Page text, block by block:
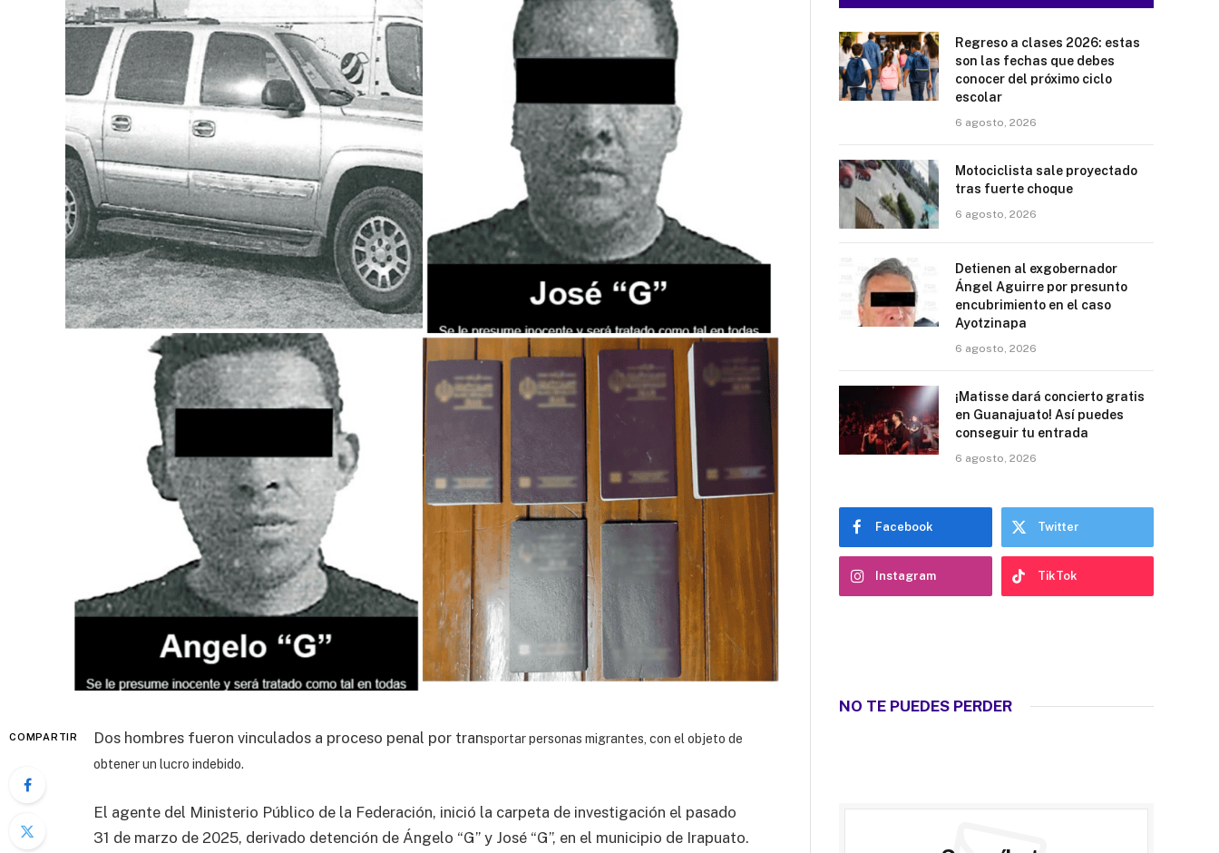
COMPARTIR Dos hombres fueron vinculados a proceso penal por transportar personas migrantes, con el objeto de
obtener un lucro indebido.
El agente del Ministerio Público de la Federación, inició la carpeta de investigación el pasado
31 de marzo de 2025, derivado detención de Ángelo “G” y José “G”, en el municipio de Irapuato.
Regreso a clases 2026: estas
son las fechas que debes
conocer del próximo ciclo
escolar
6 agosto, 2026
Motociclista sale proyectado
tras fuerte choque
6 agosto, 2026
Detienen al exgobernador
Ángel Aguirre por presunto
encubrimiento en el caso
Ayotzinapa
6 agosto, 2026
¡Matisse dará concierto gratis
en Guanajuato! Así puedes
conseguir tu entrada
6 agosto, 2026
Facebook Twitter
Instagram TikTok
NO TE PUEDES PERDER